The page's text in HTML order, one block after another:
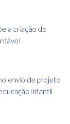
a criação do
envio de projeto
infantil